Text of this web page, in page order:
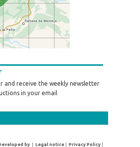
and receive the weekly newsletter
in your email
by |Legal notice |Privacy Policy